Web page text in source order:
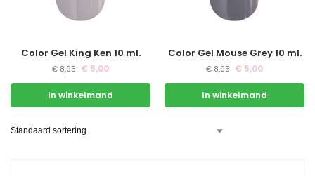
Color Gel King Ken 10 ml.
€8,95 € 5,00
In winkelmand
Color Gel Mouse Grey 10 ml.
€8,95 € 5,00
In winkelmand